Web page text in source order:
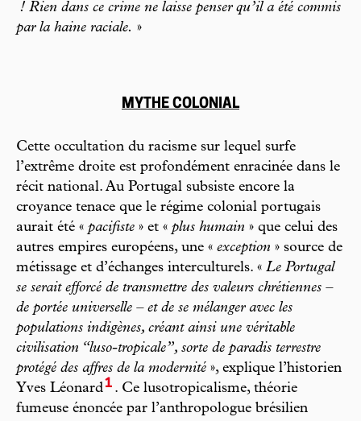
! Rien dans ce crime ne laisse penser qu’il a été commis
par la haine raciale. »
MYTHE COLONIAL
Cette occultation du racisme sur lequel surfe
l’extrême droite est profondément enracinée dans le
récit national. Au Portugal subsiste encore la
croyance tenace que le régime colonial portugais
aurait été « pacifiste » et « plus humain » que celui des
autres empires européens, une « exception » source de
métissage et d’échanges interculturels. « Le Portugal
se serait efforcé de transmettre des valeurs chrétiennes –
de portée universelle – et de se mélanger avec les
populations indigènes, créant ainsi une véritable
civilisation “luso-tropicale”, sorte de paradis terrestre
protégé des affres de la modernité », explique l’historien
Yves Léonard1 . Ce lusotropicalisme, théorie
fumeuse énoncée par l’anthropologue brésilien